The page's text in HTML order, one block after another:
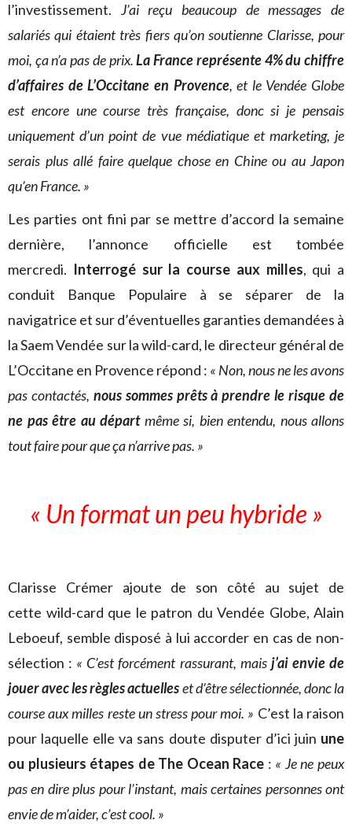
l’investissement. J’ai reçu beaucoup de messages de
salariés qui étaient très fiers qu’on soutienne Clarisse, pour
moi, ça n’a pas de prix.La France représente 4% du chiffre
d’affaires de L’Occitane en Provence, et le Vendée Globe
est encore une course très française, donc si je pensais
uniquement d’un point de vue médiatique et marketing, je
serais plus allé faire quelque chose en Chine ou au Japon
qu’en France. »
Les parties ont fini par se mettre d’accord la semaine
dernière, l’annonce officielle est tombée
mercredi. Interrogé sur la course aux milles, qui a
conduit Banque Populaire à se séparer de la
navigatrice et sur d’éventuelles garanties demandées à
la Saem Vendée sur la wild-card, le directeur général de
L’Occitane en Provence répond : « Non, nous ne les avons
pas contactés, nous sommes prêts à prendre le risque de
ne pas être au départmême si, bien entendu, nous allons
tout faire pour que ça n’arrive pas. »
« Un format un peu hybride »
Clarisse Crémer ajoute de son côté au sujet de
cette wild-card que le patron du Vendée Globe, Alain
Leboeuf, semble disposé à lui accorder en cas de non-
sélection : « C’est forcément rassurant, mais j’ai envie de
jouer avec les règles actuelleset d’être sélectionnée, donc la
course aux milles reste un stress pour moi. » C’est la raison
pour laquelle elle va sans doute disputer d’ici juin une
ou plusieurs étapes de The Ocean Race : « Je ne peux
pas en dire plus pour l’instant, mais certaines personnes ont
envie de m’aider, c’est cool. »